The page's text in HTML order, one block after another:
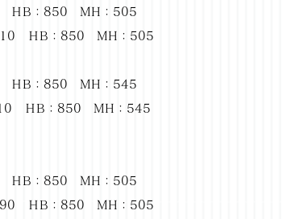
ＨB：850 MH：505
ＨB：850 MH：505
ＨB：850 MH：545
ＨB：850 MH：545
ＨB：850 MH：505
ＨB：850 MH：505